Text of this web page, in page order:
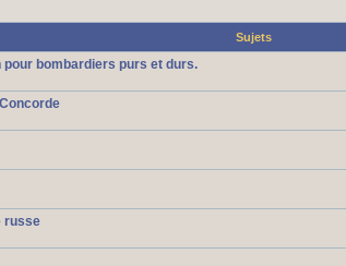
Sujets
pour bombardiers purs et durs.
russe